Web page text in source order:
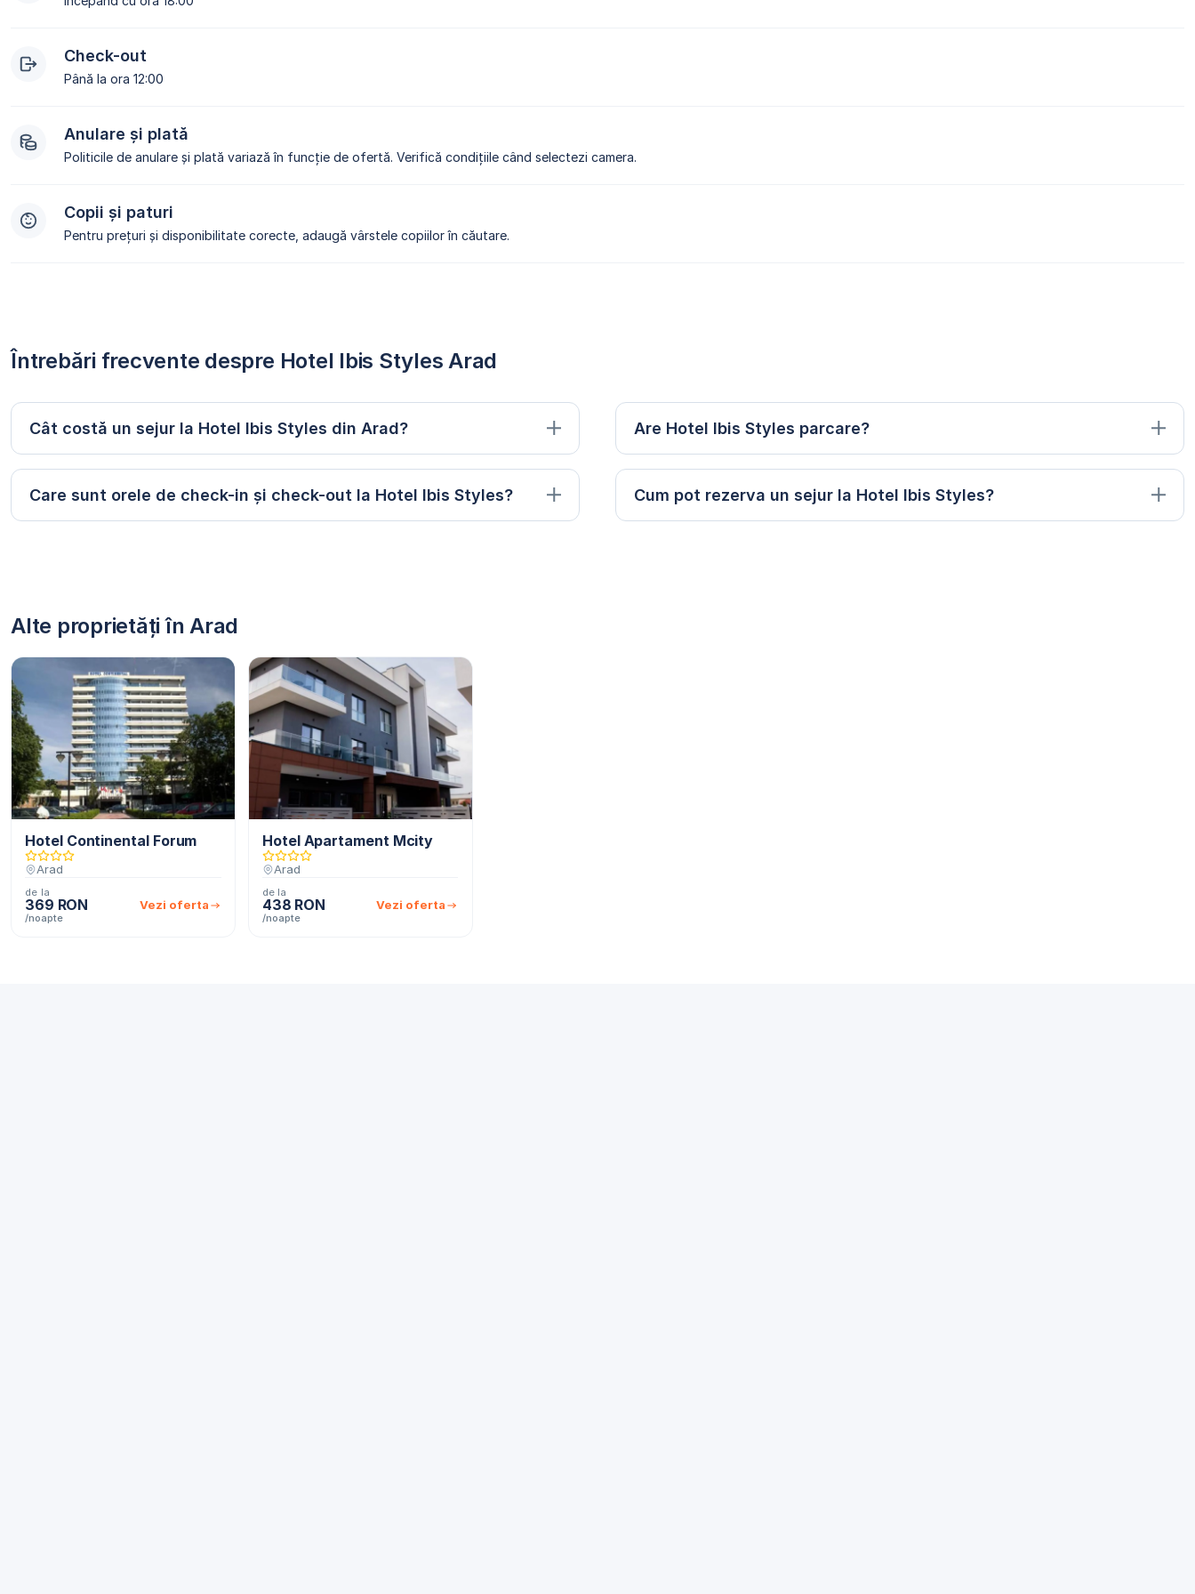
Check-out
Până la ora 12:00
Anulare și plată
Politicile de anulare și plată variază în funcție de ofertă. Verifică condițiile când selectezi camera.
Copii și paturi
Pentru prețuri și disponibilitate corecte, adaugă vârstele copiilor în căutare.
Întrebări frecvente despre Hotel Ibis Styles Arad
Cât costă un sejur la Hotel Ibis Styles din Arad?
Care sunt orele de check-in și check-out la Hotel Ibis Styles?
Are Hotel Ibis Styles parcare?
Cum pot rezerva un sejur la Hotel Ibis Styles?
Alte proprietăți în Arad
Hotel Continental Forum
Arad
de la
369 RON
/noapte
Vezi oferta
Hotel Apartament Mcity
Arad
de la
438 RON
/noapte
Vezi oferta